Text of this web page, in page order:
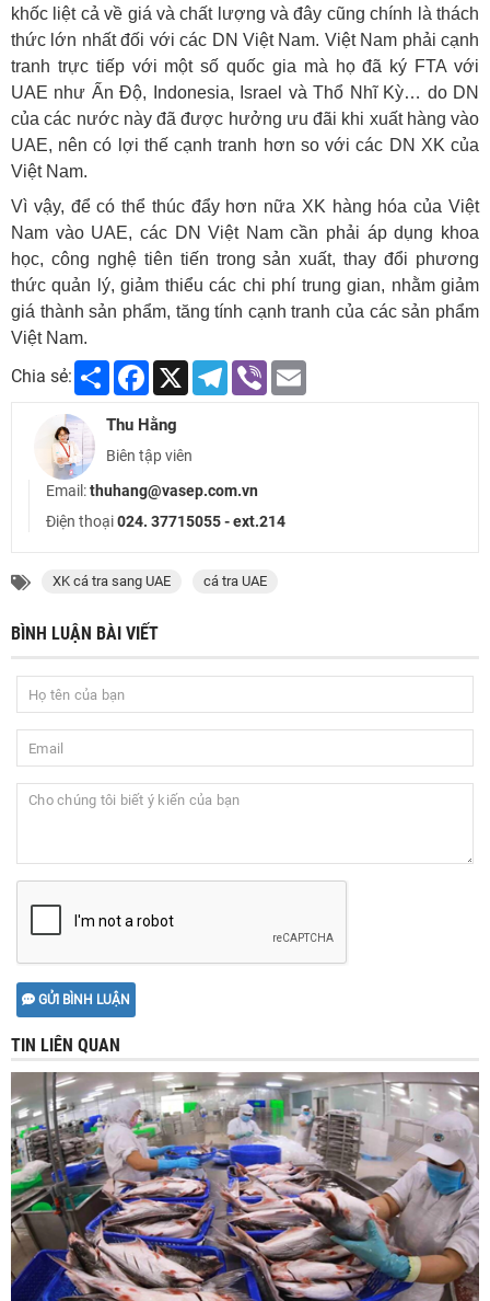
khốc liệt cả về giá và chất lượng và đây cũng chính là thách
thức lớn nhất đối với các DN Việt Nam. Việt Nam phải cạnh
tranh trực tiếp với một số quốc gia mà họ đã ký FTA với
UAE như Ấn Độ, Indonesia, Israel và Thổ Nhĩ Kỳ… do DN
của các nước này đã được hưởng ưu đãi khi xuất hàng vào
UAE, nên có lợi thế cạnh tranh hơn so với các DN XK của
Việt Nam.
Vì vậy, để có thể thúc đẩy hơn nữa XK hàng hóa của Việt
Nam vào UAE, các DN Việt Nam cần phải áp dụng khoa
học, công nghệ tiên tiến trong sản xuất, thay đổi phương
thức quản lý, giảm thiểu các chi phí trung gian, nhằm giảm
giá thành sản phẩm, tăng tính cạnh tranh của các sản phẩm
Việt Nam.
Chia sẻ: Share Facebook
X Telegram
Viber
Thu Hằng
Biên tập viên
Email:thuhang@vasep.com.vn
Điện thoại024. 37715055 - ext.214
XK cá tra sang UAE cá tra UAE
BÌNH LUẬN BÀI VIẾT
GỬI BÌNH LUẬN
TIN LIÊN QUAN